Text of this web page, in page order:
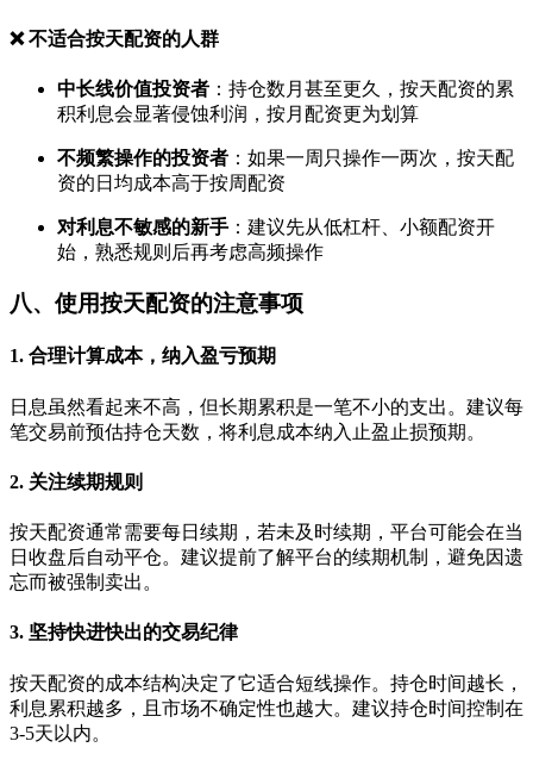
❌ 不适合按天配资的人群
中长线价值投资者 ：持仓数月甚至更久，按天配资的累
积利息会显著侵蚀利润，按月配资更为划算
不频繁操作的投资者 ：如果一周只操作一两次，按天配
资的日均成本高于按周配资
对利息不敏感的新手 ：建议先从低杠杆、小额配资开
始，熟悉规则后再考虑高频操作
八、使用按天配资的注意事项
1. 合理计算成本，纳入盈亏预期
日息虽然看起来不高，但长期累积是一笔不小的支出。建议每
笔交易前预估持仓天数，将利息成本纳入止盈止损预期。
2. 关注续期规则
按天配资通常需要每日续期，若未及时续期，平台可能会在当
日收盘后自动平仓。建议提前了解平台的续期机制，避免因遗
忘而被强制卖出。
3. 坚持快进快出的交易纪律
按天配资的成本结构决定了它适合短线操作。持仓时间越长，
利息累积越多，且市场不确定性也越大。建议持仓时间控制在
3-5天以内。